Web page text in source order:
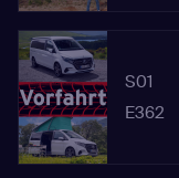
S01
E362